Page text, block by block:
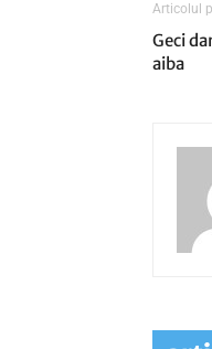
Articolul
Geci
aiba